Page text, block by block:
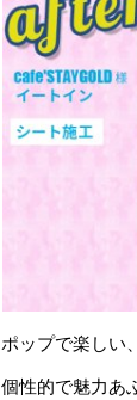
ポップで楽しい
個性的で魅力あ